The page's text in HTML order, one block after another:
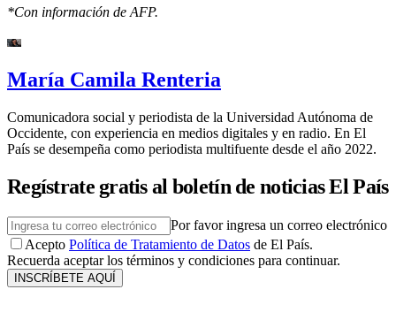
*Con información de AFP.
María Camila Renteria
Comunicadora social y periodista de la Universidad Autónoma de
Occidente, con experiencia en medios digitales y en radio. En El
País se desempeña como periodista multifuente desde el año 2022.
Regístrate gratis al boletín de noticias El País
Por favor ingresa un correo electrónico
Acepto Política de Tratamiento de Datos de El País.
Recuerda aceptar los términos y condiciones para continuar.
INSCRÍBETE AQUÍ